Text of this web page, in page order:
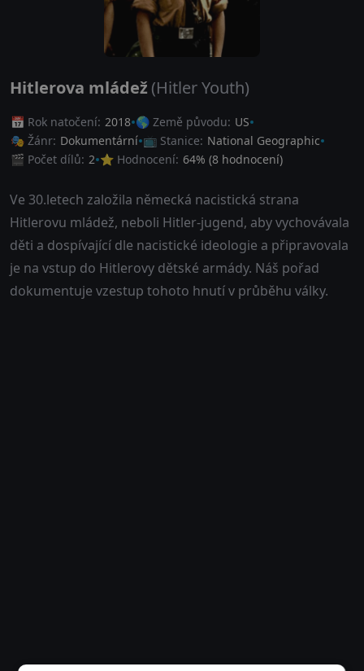
Hitlerova mládež (Hitler Youth)
📅 Rok natočení: 2018 🌎 Země původu: US
🎭 Žánr: Dokumentární 📺 Stanice: National Geographic
🎬 Počet dílů: 2 ⭐ Hodnocení: 64% (8 hodnocení)
Ve 30.letech založila německá nacistická strana
Hitlerovu mládež, neboli Hitler-jugend, aby vychovávala
děti a dospívající dle nacistické ideologie a připravovala
je na vstup do Hitlerovy dětské armády. Náš pořad
dokumentuje vzestup tohoto hnutí v průběhu války.